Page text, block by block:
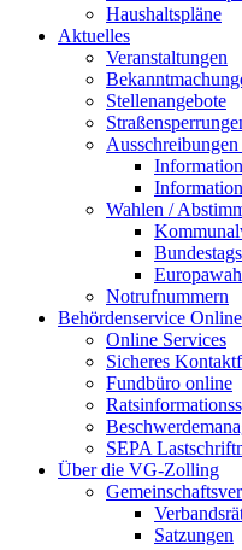
Haushaltspläne
Aktuelles
Veranstaltungen
Stellenangebote
Wahlen /
Notrufnummern
Behördenservice Online
Online Services
Sicheres
Fundbüro online
SEPA
Über die VG-Zolling
Satzungen